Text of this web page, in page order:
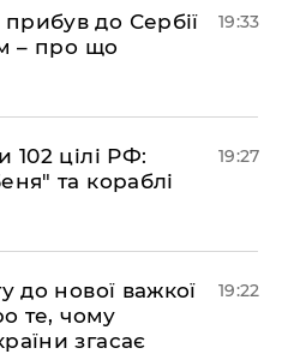
до Сербії
– про що
19:33
102 цілі РФ:
та кораблі
19:27
до нової важкої
те, чому
згасає
19:22